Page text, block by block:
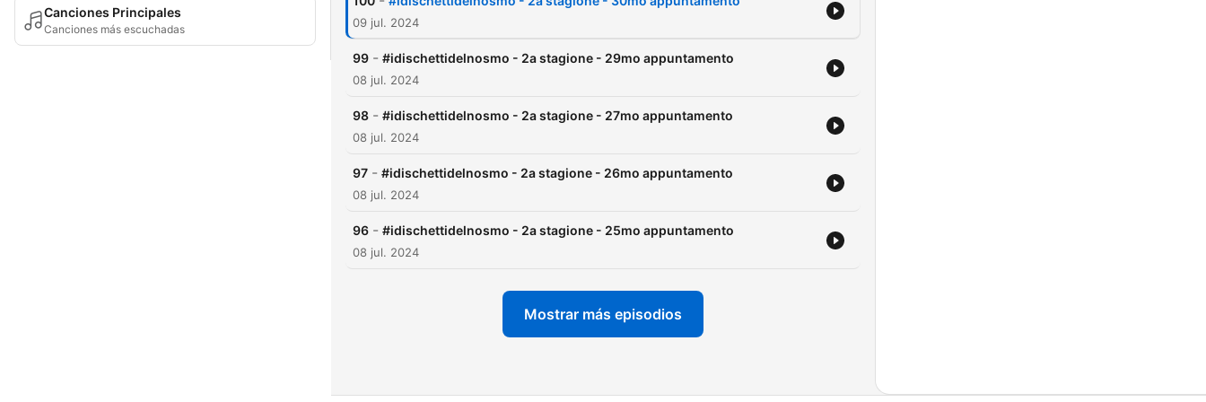
Canciones Principales
Canciones más escuchadas 09 jul. 2024
99 - #idischettidelnosmo - 2a stagione - 29mo appuntamento
08 jul. 2024
98 - #idischettidelnosmo - 2a stagione - 27mo appuntamento
08 jul. 2024
97 - #idischettidelnosmo - 2a stagione - 26mo appuntamento
08 jul. 2024
96 - #idischettidelnosmo - 2a stagione - 25mo appuntamento
08 jul. 2024
Mostrar más episodios